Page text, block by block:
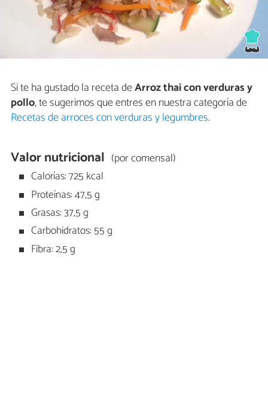
Si te ha gustado la receta deArroz thai con verduras y
pollo, te sugerimos que entres en nuestra categoría de
Recetas de arroces con verduras y legumbres.
Valor nutricional (por comensal)
Calorías: 725 kcal
Proteínas: 47,5 g
Grasas: 37,5 g
Carbohidratos: 55 g
Fibra: 2,5 g